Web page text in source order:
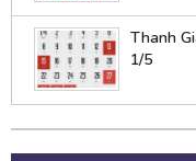
Thanh
1/5